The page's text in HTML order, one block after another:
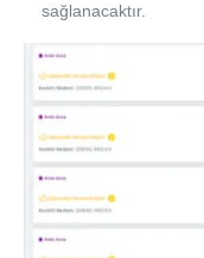
sağlanacaktır.